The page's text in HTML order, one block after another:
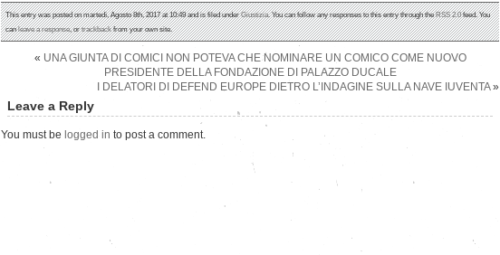
This entry was posted on martedì, Agosto 8th, 2017 at 10:49 and is filed underGiustizia. You can follow any responses to this entry through theRSS 2.0feed. You
canleave a response, ortrackbackfrom your own site.
« UNA GIUNTA DI COMICI NON POTEVA CHE NOMINARE UN COMICO COME NUOVO
PRESIDENTE DELLA FONDAZIONE DI PALAZZO DUCALE
I DELATORI DI DEFEND EUROPE DIETRO L’INDAGINE SULLA NAVE IUVENTA»
Leave a Reply
You must be logged in to post a comment.